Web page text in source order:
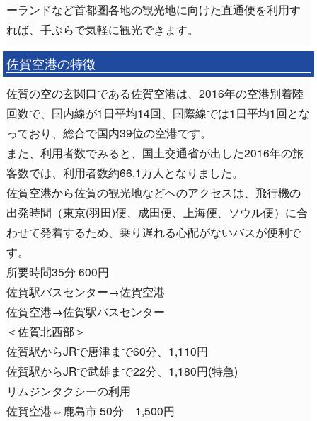
ーランドなど首都圏各地の観光地に向けた直通便を利用す
れば、手ぶらで気軽に観光できます。
佐賀空港の特徴
佐賀の空の玄関口である佐賀空港は、2016年の空港別着陸
回数で、国内線が1日平均14回、国際線では1日平均1回とな
っており、総合で国内39位の空港です。
また、利用者数でみると、国土交通省が出した2016年の旅
客数では、利用者数約66.1万人となりました。
佐賀空港から佐賀の観光地などへのアクセスは、飛行機の
出発時間（東京(羽田)便、成田便、上海便、ソウル便）に合
わせて発着するため、乗り遅れる心配がないバスが便利で
す。
所要時間35分 600円
佐賀駅バスセンター→佐賀空港
佐賀空港→佐賀駅バスセンター
＜佐賀北西部＞
佐賀駅からJRで唐津まで60分、1,110円
佐賀駅からJRで武雄まで22分、1,180円(特急)
リムジンタクシーの利用
佐賀空港⇔鹿島市 50分 1,500円